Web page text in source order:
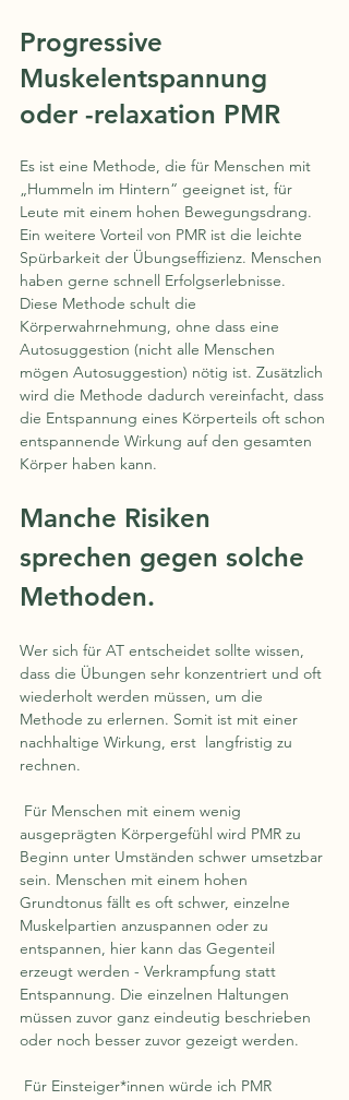
Progressive
Muskelentspannung
oder -relaxation PMR
Es ist eine Methode, die für Menschen mit
„Hummeln im Hintern“ geeignet ist, für
Leute mit einem hohen Bewegungsdrang.
Ein weitere Vorteil von PMR ist die leichte
Spürbarkeit der Übungseffizienz. Menschen
haben gerne schnell Erfolgserlebnisse.
Diese Methode schult die
Körperwahrnehmung, ohne dass eine
Autosuggestion (nicht alle Menschen
mögen Autosuggestion) nötig ist. Zusätzlich
wird die Methode dadurch vereinfacht, dass
die Entspannung eines Körperteils oft schon
entspannende Wirkung auf den gesamten
Körper haben kann.
Manche Risiken
sprechen gegen solche
Methoden.
Wer sich für AT entscheidet sollte wissen,
dass die Übungen sehr konzentriert und oft
wiederholt werden müssen, um die
Methode zu erlernen. Somit ist mit einer
nachhaltige Wirkung, erst  langfristig zu
rechnen.
ausgeprägten Körpergefühl wird PMR zu
Beginn unter Umständen schwer umsetzbar
sein. Menschen mit einem hohen
Grundtonus fällt es oft schwer, einzelne
Muskelpartien anzuspannen oder zu
entspannen, hier kann das Gegenteil
erzeugt werden - Verkrampfung statt
Entspannung. Die einzelnen Haltungen
müssen zuvor ganz eindeutig beschrieben
oder noch besser zuvor gezeigt werden.